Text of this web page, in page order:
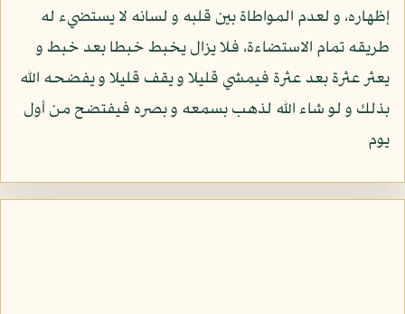
إظهاره، و لعدم المواطاة بين قلبه و لسانه لا يستضيء له
طريقه تمام الاستضاءة، فلا يزال يخبط خبطا بعد خبط و
يعثر عثرة بعد عثرة فيمشي قليلا و يقف قليلا و يفضحه الله
بذلك و لو شاء الله لذهب بسمعه و بصره فيفتضح من أول
يوم